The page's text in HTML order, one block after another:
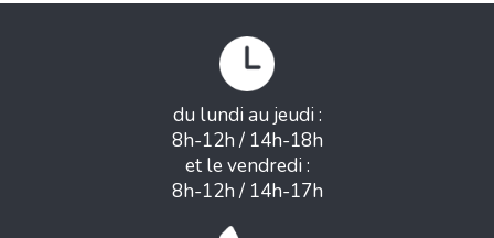
du lundi au jeudi :
8h-12h / 14h-18h
et le vendredi :
8h-12h / 14h-17h